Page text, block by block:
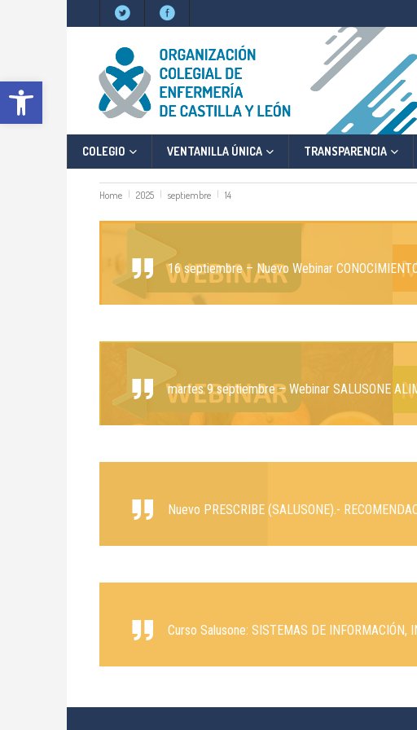
Abrir barra de herramientas
COLEGIO VENTANILLA ÚNICA TRANSPARENCIA
Home 2025 septiembre 14
16 septiembre – Nuevo Webinar
martes 9 septiembre – Webinar SALUSONE
Nuevo PRESCRIBE (SALUSONE).-
Curso Salusone: SISTEMAS DE INFORMACIÓN,